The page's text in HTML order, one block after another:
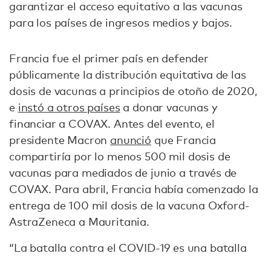
garantizar el acceso equitativo a las vacunas
para los países de ingresos medios y bajos.
Francia fue el primer país en defender
públicamente la distribución equitativa de las
dosis de vacunas a principios de otoño de 2020,
e instó a otros paísesa donar vacunas y
financiar a COVAX. Antes del evento, el
presidente Macron anunció que Francia
compartiría por lo menos 500 mil dosis de
vacunas para mediados de junio a través de
COVAX. Para abril, Francia había comenzado la
entrega de 100 mil dosis de la vacuna Oxford-
AstraZeneca a Mauritania.
“La batalla contra el COVID-19 es una batalla